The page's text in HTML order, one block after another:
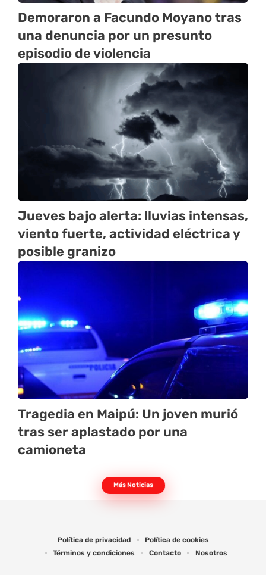
Demoraron a Facundo Moyano tras
una denuncia por un presunto
episodio de violencia
Jueves bajo alerta: lluvias intensas,
viento fuerte, actividad eléctrica y
posible granizo
Tragedia en Maipú: Un joven murió
tras ser aplastado por una
camioneta
Más Noticias
Política de privacidad
Política de cookies
Términos y condiciones
Contacto Nosotros